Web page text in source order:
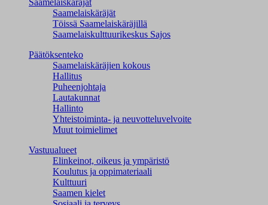
Saamelaiskäräjät
Saamelaiskäräjät
Töissä Saamelaiskäräjillä
Saamelaiskulttuuri­keskus Sajos
Päätöksenteko
Saamelaiskäräjien kokous
Hallitus
Puheenjohtaja
Lautakunnat
Hallinto
Yhteistoiminta- ja neuvotteluvelvoite
Muut toimielimet
Vastuualueet
Elinkeinot, oikeus ja ympäristö
Koulutus ja oppimateriaali
Kulttuuri
Saamen kielet